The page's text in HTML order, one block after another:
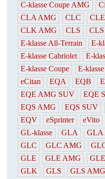
C-klasse Coupe AMG
CLA AMG
CLC CLE
CLK AMG
CLS
E-klasse All-Terrain
E-
E-klasse Cabriolet
E-
E-klasse Coupe
E-
eCitan
EQA EQB
EQE AMG SUV
EQE
EQS AMG
EQS SUV
EQV
eSprinter eVito
GL-klasse
GLA GLA
GLC
GLC AMG
GLE
GLE AMG
GLK
GLS GLS AMG